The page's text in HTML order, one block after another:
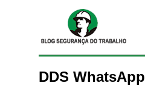
DDS WhatsApp